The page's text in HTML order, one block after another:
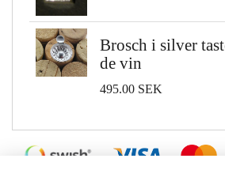
Brosch i silver
de vin
495.00 SEK